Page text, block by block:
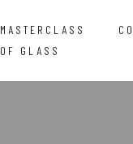
MASTERCLASS
OF GLASS